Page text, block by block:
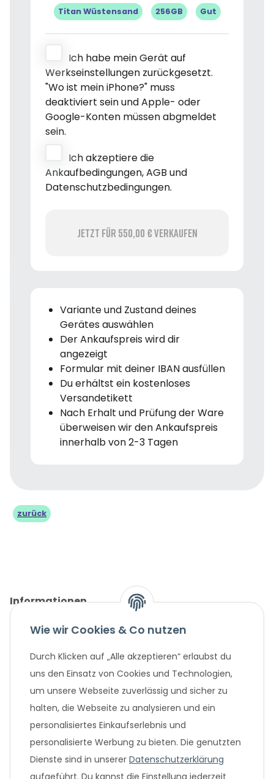
Titan Wüstensand 256GB Gut
Ich habe mein Gerät auf
Werkseinstellungen zurückgesetzt.
"Wo ist mein iPhone?" muss
deaktiviert sein und Apple- oder
Google-Konten müssen abgmeldet
sein.
Ich akzeptiere die
Ankaufbedingungen, AGB und
Datenschutzbedingungen.
Jetzt für 550,00 € verkaufen
Variante und Zustand deines
Gerätes auswählen
Der Ankaufspreis wird dir
angezeigt
Formular mit deiner IBAN ausfüllen
Du erhältst ein kostenloses
Versandetikett
Nach Erhalt und Prüfung der Ware
überweisen wir den Ankaufspreis
innerhalb von 2-3 Tagen
zurück
Informationen
Gesetzliche Informationen
Unternehmen
Beliebte Angebote
Wie wir Cookies & Co nutzen
Durch Klicken auf „Alle akzeptieren“ erlaubst du
uns den Einsatz von Cookies und Technologien,
um unsere Webseite zuverlässig und sicher zu
halten, die Webseite zu analysieren und ein
personalisiertes Einkaufserlebnis und
personalisierte Werbung zu bieten. Die genutzten
Dienste sind in unserer Datenschutzerklärung
aufgeführt. Du kannst die Einstellung jederzeit